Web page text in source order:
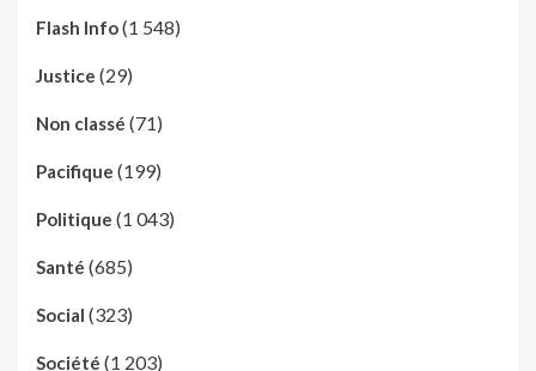
Flash Info(1 548)
Justice (29)
Non classé (71)
Pacifique (199)
Politique (1 043)
Santé (685)
Social (323)
Société (1 203)